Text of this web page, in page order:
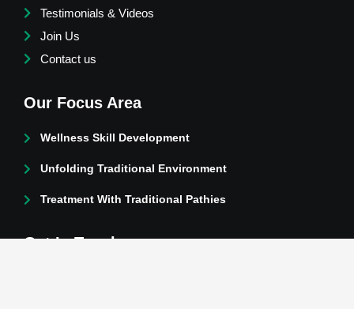
Testimonials & Videos
Join Us
Contact us
Our Focus Area
Wellness Skill Development
Unfolding Traditional Environment
Treatment With Traditional Pathies
Get In Touch